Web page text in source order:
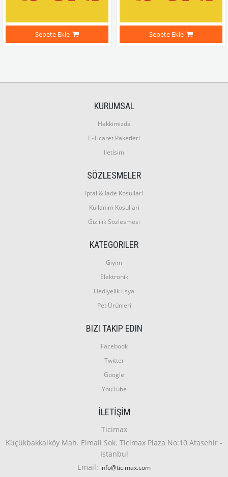
Sepete Ekle Sepete Ekle
KURUMSAL
Hakkimizda
E-Ticaret Paketleri
Iletisim
SÖZLESMELER
Iptal & Iade Kosullari
Kullanim Kosullari
Gizlilik Sözlesmesi
KATEGORILER
Giyim
Elektronik
Hediyelik Esya
Pet Ürünleri
BIZI TAKIP EDIN
Facebook
Twitter
Google
YouTube
İLETIŞIM
Ticimax
Küçükbakkalköy Mah. Elmali Sok. Ticimax Plaza No:10 Atasehir -
Istanbul
Email: info@ticimax.com